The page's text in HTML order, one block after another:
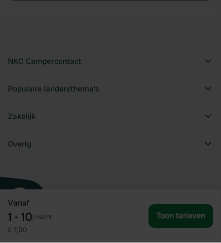
Vanaf
1 - 10/ nacht
£ 7,00
Toon tarieven
NKC Campercontact
Populaire landen/thema's
Zakelijk
Overig